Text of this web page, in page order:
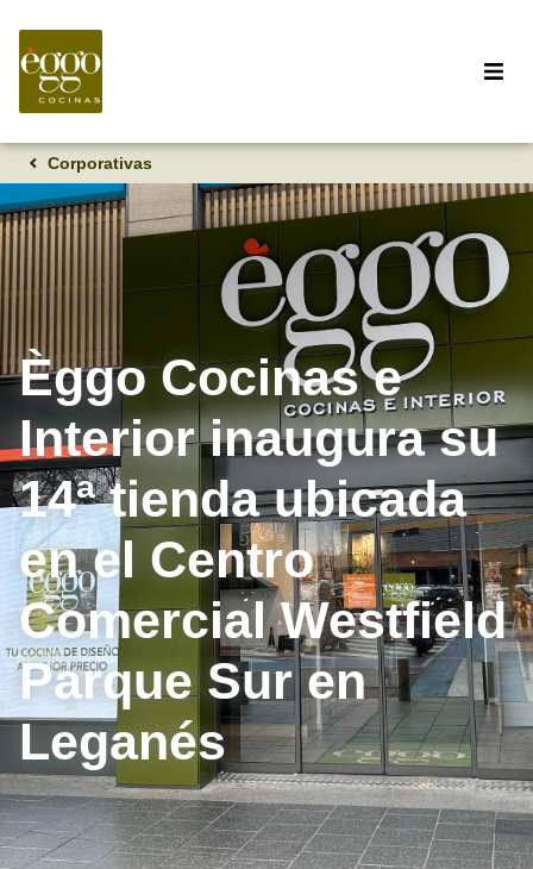
Corporativas
Èggo Cocinas e
Interior inaugura su
14ª tienda ubicada
en el Centro
Comercial Westfield
Parque Sur en
Leganés